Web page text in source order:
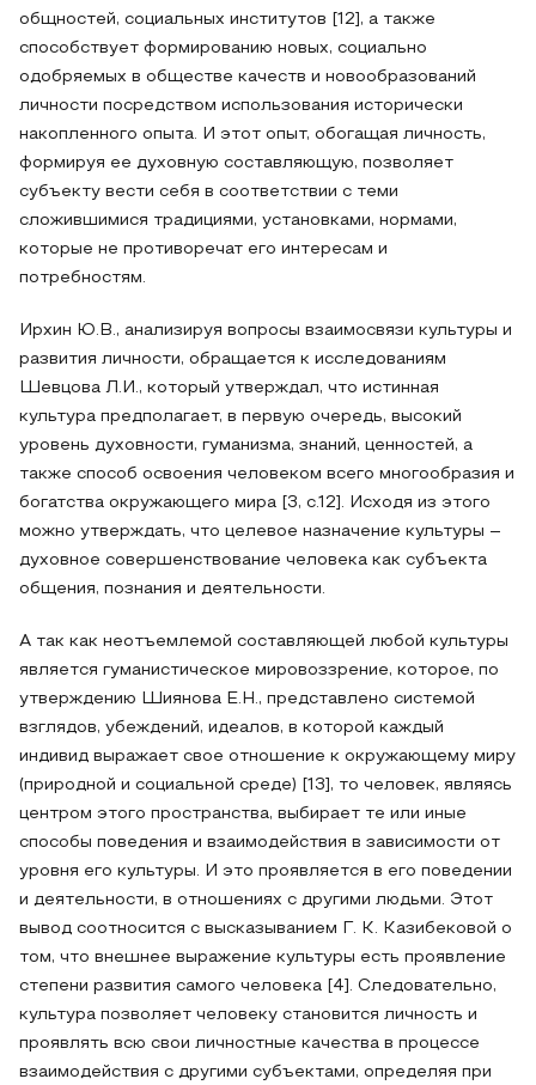
общностей, социальных институтов [12], а также
способствует формированию новых, социально
одобряемых в обществе качеств и новообразований
личности посредством использования исторически
накопленного опыта. И этот опыт, обогащая личность,
формируя ее духовную составляющую, позволяет
субъекту вести себя в соответствии с теми
сложившимися традициями, установками, нормами,
которые не противоречат его интересам и
потребностям.
Ирхин Ю.В., анализируя вопросы взаимосвязи культуры и
развития личности, обращается к исследованиям
Шевцова Л.И., который утверждал, что истинная
культура предполагает, в первую очередь, высокий
уровень духовности, гуманизма, знаний, ценностей, а
также способ освоения человеком всего многообразия и
богатства окружающего мира [3, с.12]. Исходя из этого
можно утверждать, что целевое назначение культуры –
духовное совершенствование человека как субъекта
общения, познания и деятельности.
А так как неотъемлемой составляющей любой культуры
является гуманистическое мировоззрение, которое, по
утверждению Шиянова Е.Н., представлено системой
взглядов, убеждений, идеалов, в которой каждый
индивид выражает свое отношение к окружающему миру
(природной и социальной среде) [13], то человек, являясь
центром этого пространства, выбирает те или иные
способы поведения и взаимодействия в зависимости от
уровня его культуры. И это проявляется в его поведении
и деятельности, в отношениях с другими людьми. Этот
вывод соотносится с высказыванием Г. К. Казибековой о
том, что внешнее выражение культуры есть проявление
степени развития самого человека [4]. Следовательно,
культура позволяет человеку становится личность и
проявлять всю свои личностные качества в процессе
взаимодействия с другими субъектами, определяя при